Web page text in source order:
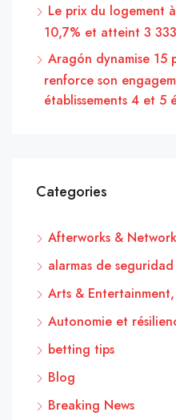
Le prix du logement
10,7% et atteint 3
Aragón dynamise 15
renforce son
établissements 4 et 5
Categories
Afterworks &
alarmas de seguridad
Arts &
Autonomie et
betting tips
Blog
Breaking News